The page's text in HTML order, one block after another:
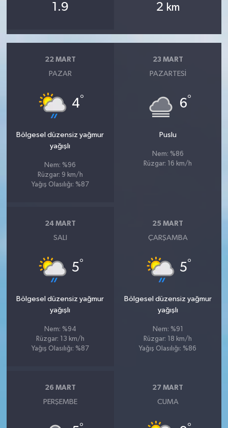
1.9 2 km
22 MART
PAZAR
4°
Bölgesel düzensiz yağmur
yağışlı
Nem: %96
Rüzgar: 9 km/h
Yağış Olasılığı: %87
23 MART
PAZARTESI
6°
Puslu
Nem: %86
Rüzgar: 16 km/h
24 MART
SALI
5°
Bölgesel düzensiz yağmur
yağışlı
Nem: %94
Rüzgar: 13 km/h
Yağış Olasılığı: %87
25 MART
ÇARŞAMBA
5°
Bölgesel düzensiz yağmur
yağışlı
Nem: %91
Rüzgar: 18 km/h
Yağış Olasılığı: %86
26 MART
PERŞEMBE
27 MART
CUMA